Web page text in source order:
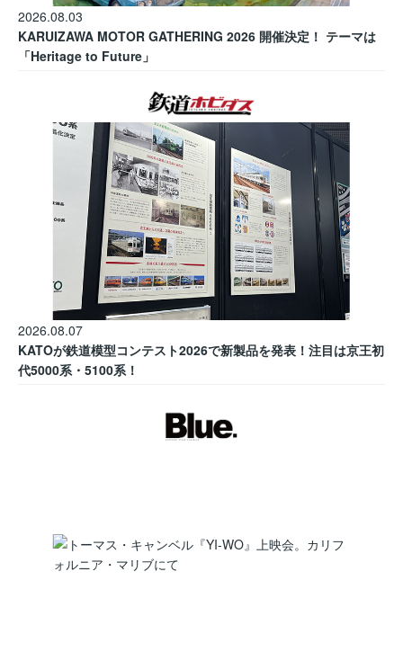
2026.08.03
KARUIZAWA MOTOR GATHERING 2026 開催決定！ テーマは
「Heritage to Future」
2026.08.07
KATOが鉄道模型コンテスト2026で新製品を発表！注目は京王初
代5000系・5100系！